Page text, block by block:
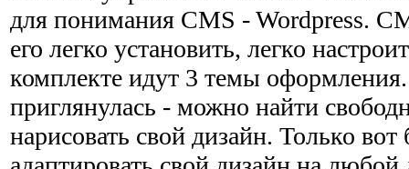
для понимания CMS - Wordpress.
его легко установить, легко
комплекте идут 3 темы
приглянулась - можно найти
нарисовать свой дизайн. Только вот